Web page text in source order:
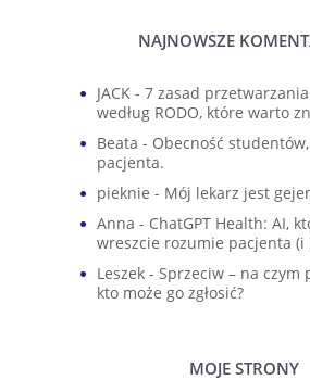
NAJNOWSZE
JACK - 7 zasad
według RODO, które warto
Beata - Obecność
pacjenta.
pieknie - Mój lekarz jest
Anna - ChatGPT Health: AI,
wreszcie rozumie pacjenta (i
Leszek - Sprzeciw – na czym
kto może go zgłosić?
MOJE STRONY